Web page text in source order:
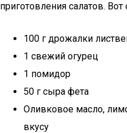
приготовления салатов.
100 г дрожалки
1 свежий огурец
1 помидор
50 г сыра фета
Оливковое масло,
вкусу